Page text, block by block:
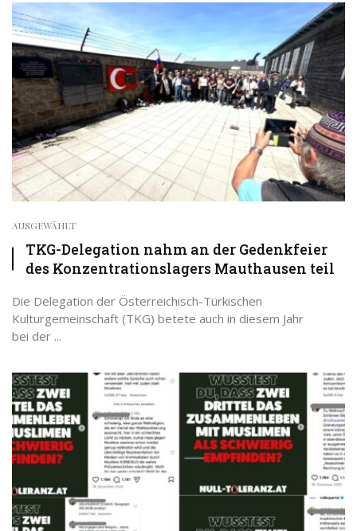
AUSGEWÄHLT
TKG-Delegation nahm an der Gedenkfeier
des Konzentrationslagers Mauthausen teil
Die Delegation der Österreichisch-Türkischen
Kulturgemeinschaft (TKG) betete auch in diesem Jahr
bei der ...